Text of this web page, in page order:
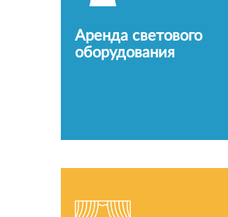
Аренда светового
оборудования